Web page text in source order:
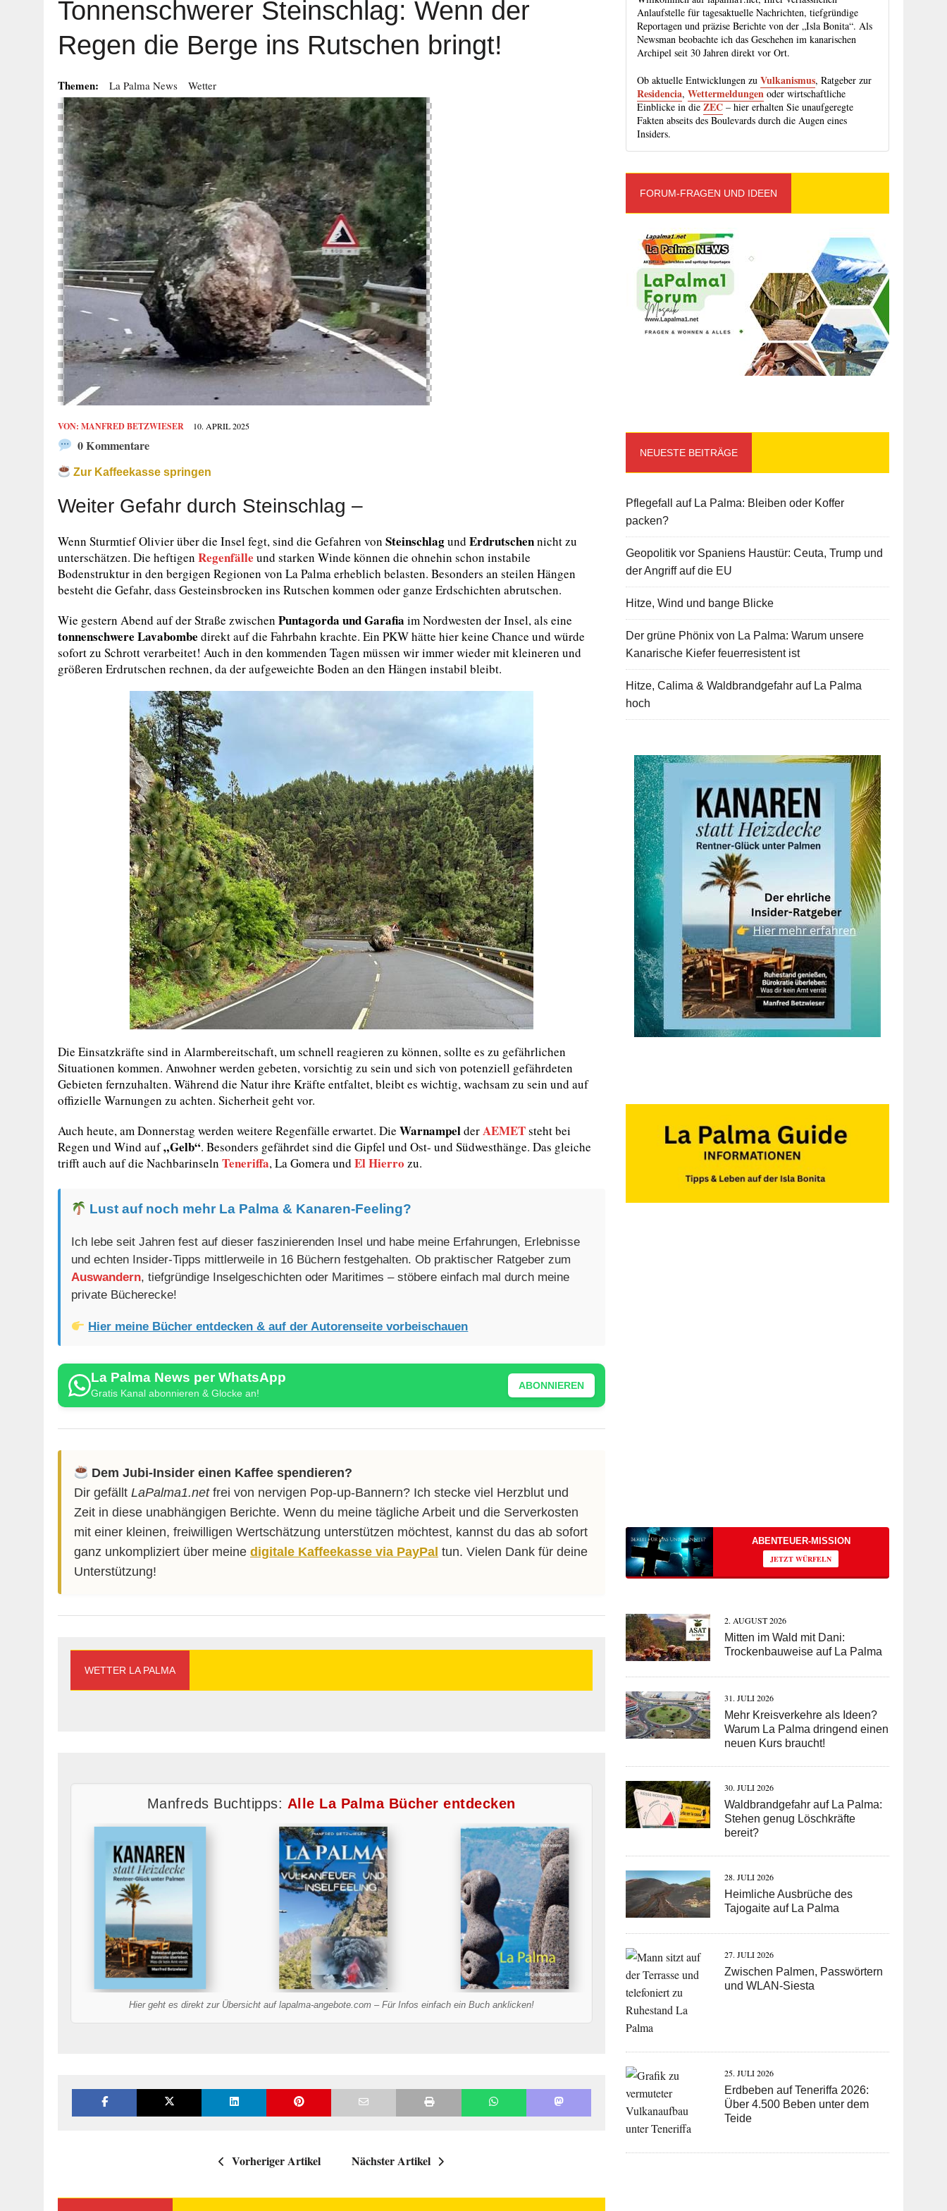
Tonnenschwerer Steinschlag: Wenn der
Regen die Berge ins Rutschen bringt!
Themen: La Palma News Wetter
VON: MANFRED BETZWIESER 10. APRIL 2025
0 Kommentare
Zur Kaffeekasse springen
Weiter Gefahr durch Steinschlag –
Wenn Sturmtief Olivier über die Insel fegt, sind die Gefahren von Steinschlagund Erdrutschennicht zu
unterschätzen. Die heftigen Regenfälle und starken Winde können die ohnehin schon instabile
Bodenstruktur in den bergigen Regionen von La Palma erheblich belasten. Besonders an steilen Hängen
besteht die Gefahr, dass Gesteinsbrocken ins Rutschen kommen oder ganze Erdschichten abrutschen.
Wie gestern Abend auf der Straße zwischen Puntagorda und Garafia im Nordwesten der Insel, als eine
tonnenschwere Lavabombe direkt auf die Fahrbahn krachte. Ein PKW hätte hier keine Chance und würde
sofort zu Schrott verarbeitet! Auch in den kommenden Tagen müssen wir immer wieder mit kleineren und
größeren Erdrutschen rechnen, da der aufgeweichte Boden an den Hängen instabil bleibt.
Die Einsatzkräfte sind in Alarmbereitschaft, um schnell reagieren zu können, sollte es zu gefährlichen
Situationen kommen. Anwohner werden gebeten, vorsichtig zu sein und sich von potenziell gefährdeten
Gebieten fernzuhalten. Während die Natur ihre Kräfte entfaltet, bleibt es wichtig, wachsam zu sein und auf
offizielle Warnungen zu achten. Sicherheit geht vor.
Auch heute, am Donnerstag werden weitere Regenfälle erwartet. Die WarnampelderAEMETsteht bei
Regen und Wind auf„Gelb“. Besonders gefährdet sind die Gipfel und Ost- und Südwesthänge. Das gleiche
trifft auch auf die Nachbarinseln Teneriffa, La Gomera und El Hierro zu.
Lust auf noch mehr La Palma & Kanaren-Feeling?
Ich lebe seit Jahren fest auf dieser faszinierenden Insel und habe meine Erfahrungen, Erlebnisse
und echten Insider-Tipps mittlerweile in 16 Büchern festgehalten. Ob praktischer Ratgeber zum
Auswandern, tiefgründige Inselgeschichten oder Maritimes – stöbere einfach mal durch meine
private Bücherecke!
Hier meine Bücher entdecken & auf der Autorenseite vorbeischauen
La Palma News per WhatsApp
Gratis Kanal abonnieren & Glocke an!
ABONNIEREN
Dem Jubi-Insider einen Kaffee spendieren?
Dir gefällt LaPalma1.netfrei von nervigen Pop-up-Bannern? Ich stecke viel Herzblut und
Zeit in diese unabhängigen Berichte. Wenn du meine tägliche Arbeit und die Serverkosten
mit einer kleinen, freiwilligen Wertschätzung unterstützen möchtest, kannst du das ab sofort
ganz unkompliziert über meine digitale Kaffeekasse via PayPal tun. Vielen Dank für deine
Unterstützung!
WETTER LA PALMA
Manfreds Buchtipps: Alle La Palma Bücher entdecken
Hier geht es direkt zur Übersicht auf lapalma-angebote.com – Für Infos einfach ein Buch anklicken!
Vorheriger Artikel Nächster Artikel
Anlaufstelle für tagesaktuelle Nachrichten, tiefgründige
Reportagen und präzise Berichte von der „Isla Bonita“. Als
Newsman beobachte ich das Geschehen im kanarischen
Archipel seit 30 Jahren direkt vor Ort.
Ob aktuelle Entwicklungen zuVulkanismus, Ratgeber zur
Residencia,Wettermeldungen oder wirtschaftliche
Einblicke in dieZEC – hier erhalten Sie unaufgeregte
Fakten abseits des Boulevards durch die Augen eines
Insiders.
FORUM-FRAGEN UND IDEEN
NEUESTE BEITRÄGE
Pflegefall auf La Palma: Bleiben oder Koffer
packen?
Geopolitik vor Spaniens Haustür: Ceuta, Trump und
der Angriff auf die EU
Hitze, Wind und bange Blicke
Der grüne Phönix von La Palma: Warum unsere
Kanarische Kiefer feuerresistent ist
Hitze, Calima & Waldbrandgefahr auf La Palma
hoch
ABENTEUER-MISSION
JETZT WÜRFELN
2. AUGUST 2026
Mitten im Wald mit Dani:
Trockenbauweise auf La Palma
31. JULI 2026
Mehr Kreisverkehre als Ideen?
Warum La Palma dringend einen
neuen Kurs braucht!
30. JULI 2026
Waldbrandgefahr auf La Palma:
Stehen genug Löschkräfte
bereit?
28. JULI 2026
Heimliche Ausbrüche des
Tajogaite auf La Palma
27. JULI 2026
Zwischen Palmen, Passwörtern
und WLAN-Siesta
25. JULI 2026
Erdbeben auf Teneriffa 2026:
Über 4.500 Beben unter dem
Teide